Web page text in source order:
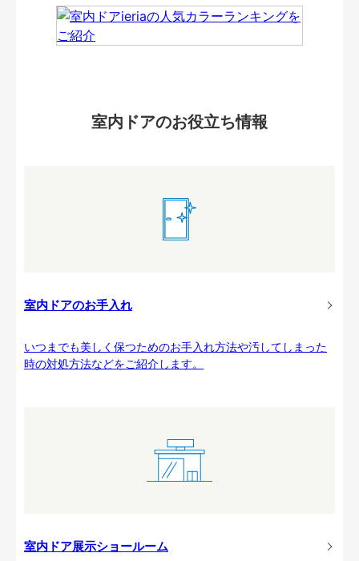
室内ドアのお役立ち情報
室内ドアのお手入れ
いつまでも美しく保つためのお手入れ方法や汚してしまった
時の対処方法などをご紹介します。
室内ドア展示ショールーム